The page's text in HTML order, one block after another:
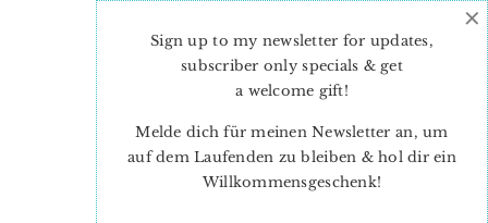
Sign up to my newsletter for updates,
subscriber only specials & get
a welcome gift!
Melde dich für meinen Newsletter an, um
auf dem Laufenden zu bleiben & hol dir ein
Willkommensgeschenk!
×